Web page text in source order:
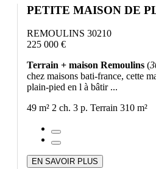
PETITE MAISON DE
REMOULINS 30210
225 000 €
Terrain + maison Remoulins (
chez maisons bati-france, cette
plain-pied en l à bâtir ...
49 m² 2 ch. 3 p. Terrain 310 m²
EN SAVOIR PLUS